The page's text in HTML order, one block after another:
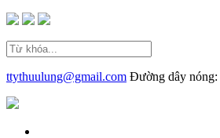
ttythuulung@gmail.com Đường dây nóng: